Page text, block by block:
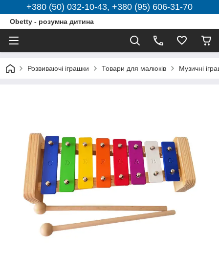
+380 (50) 032-10-43, +380 (95) 606-31-70
Obetty - розумна дитина
Розвиваючі іграшки Товари для малюків Музичні